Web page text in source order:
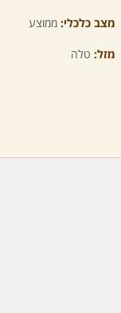
מצב כלכלי: ממוצע
מזל: טלה